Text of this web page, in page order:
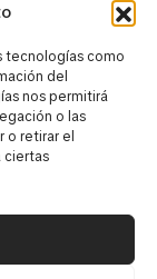
tecnologías como
del
nos permitirá
o las
o retirar el
ciertas